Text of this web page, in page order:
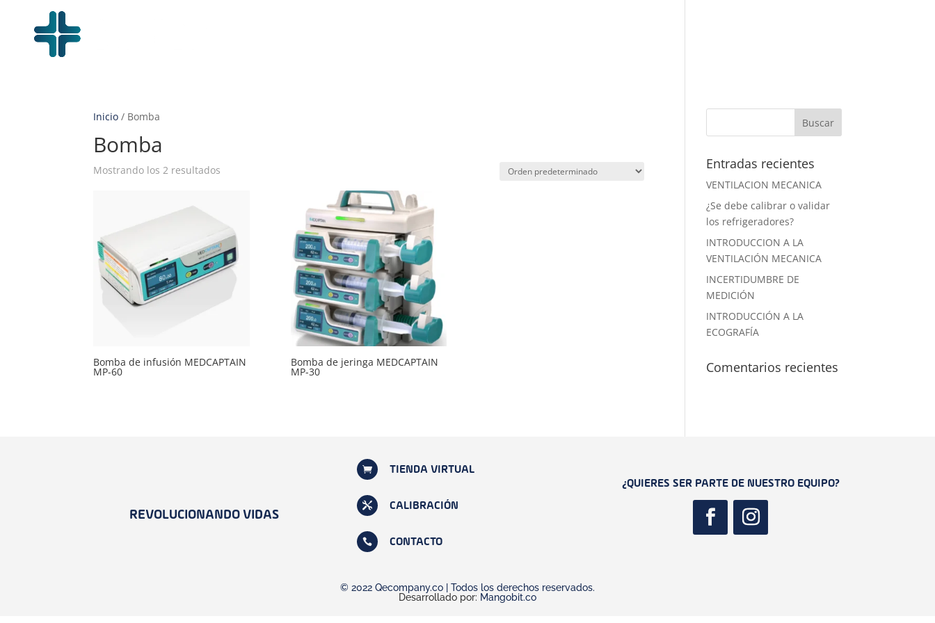
Inicio / Bomba
Bomba
Mostrando los 2 resultados
Bomba de infusión MEDCAPTAIN
MP-60
Bomba de jeringa MEDCAPTAIN
MP-30
Entradas recientes
VENTILACION MECANICA
¿Se debe calibrar o validar
los refrigeradores?
INTRODUCCION A LA
VENTILACIÓN MECANICA
INCERTIDUMBRE DE
MEDICIÓN
INTRODUCCIÓN A LA
ECOGRAFÍA
Comentarios recientes
REVOLUCIONANDO VIDAS
 TIENDA VIRTUAL
 CALIBRACIÓN
 CONTACTO
¿QUIERES SER PARTE DE NUESTRO EQUIPO?
© 2022 Qecompany.co | Todos los derechos reservados.
Desarrollado por: Mangobit.co